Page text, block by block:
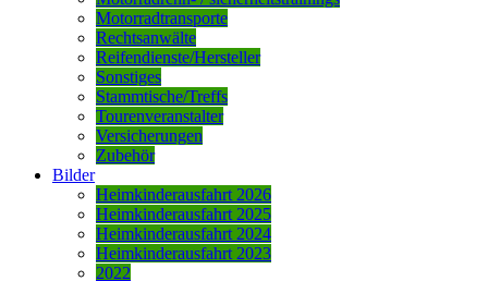
Motorradtransporte
Rechtsanwälte
Reifendienste/Hersteller
Sonstiges
Stammtische/Treffs
Tourenveranstalter
Versicherungen
Zubehör
Bilder
Heimkinderausfahrt 2026
Heimkinderausfahrt 2025
Heimkinderausfahrt 2024
Heimkinderausfahrt 2023
2022